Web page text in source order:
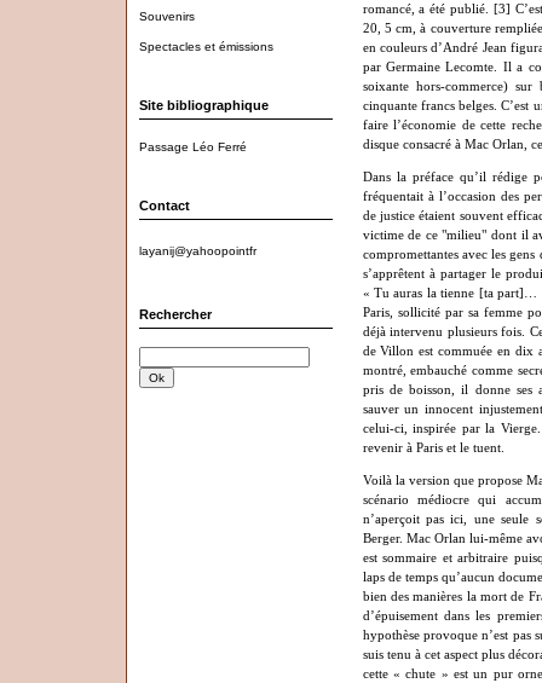
Souvenirs
Spectacles et émissions
Site bibliographique
Passage Léo Ferré
Contact
layanij@yahoopointfr
Rechercher
romancé, a été publié. [3]
20, 5 cm, à couverture
en couleurs d’André Jean
par Germaine Lecomte. Il a
soixante hors-commerce)
cinquante francs belges. C’est
faire l’économie de cette
disque consacré à Mac Orlan,
Dans la préface qu’il rédige
fréquentait à l’occasion des
de justice étaient souvent
victime de ce "milieu" dont il
compromettantes avec les
s’apprêtent à partager le
« Tu auras la tienne [ta part]…
Paris, sollicité par sa femme
déjà intervenu plusieurs fois.
de Villon est commuée en dix
montré, embauché comme
pris de boisson, il donne ses
sauver un innocent
celui-ci, inspirée par la
revenir à Paris et le tuent.
Voilà la version que propose
scénario médiocre qui
n’aperçoit pas ici, une seule
Berger. Mac Orlan lui-même
est sommaire et arbitraire
laps de temps qu’aucun
bien des manières la mort de
d’épuisement dans les
hypothèse provoque n’est
suis tenu à cet aspect plus
cette « chute » est un pur